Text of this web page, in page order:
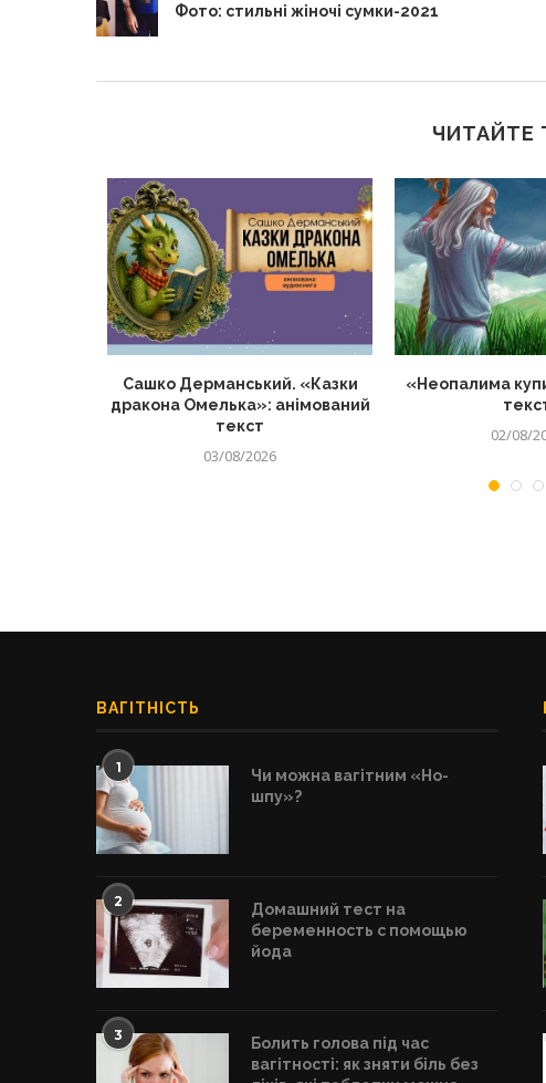
Фото: стильні жіночі сумки-2021
ЧИТАЙТЕ
Сашко Дерманський. «Казки
дракона Омелька»: анімований
текст
03/08/2026
«Неопалима
02/08/
ВАГІТНІСТЬ
1
Чи можна вагітним «Но-
шпу»?
2
Домашний тест на
беременность с помощью
йода
3
Болить голова під час
вагітності: як зняти біль без